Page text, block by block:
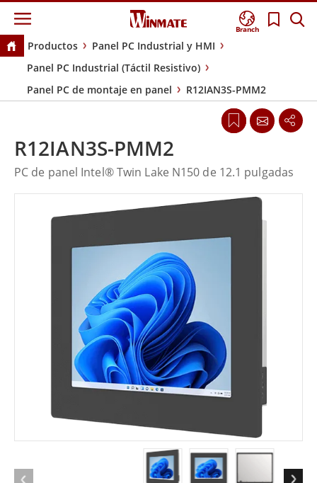
Branch
Productos
Panel PC Industrial y HMI
Panel PC Industrial (Táctil Resistivo)
Panel PC de montaje en panel
R12IAN3S-PMM2
R12IAN3S-PMM2
PC de panel Intel® Twin Lake N150 de 12.1 pulgadas